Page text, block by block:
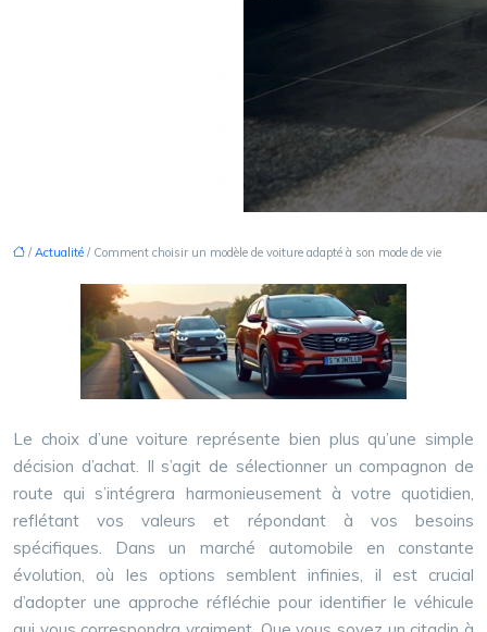
/Actualité / Comment choisir un modèle de voiture adapté à son mode de vie
Le choix d’une voiture représente bien plus qu’une simple
décision d’achat. Il s’agit de sélectionner un compagnon de
route qui s’intégrera harmonieusement à votre quotidien,
reflétant vos valeurs et répondant à vos besoins
spécifiques. Dans un marché automobile en constante
évolution, où les options semblent infinies, il est crucial
d’adopter une approche réfléchie pour identifier le véhicule